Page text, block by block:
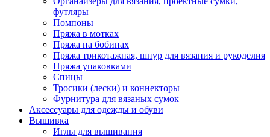
футляры
Помпоны
Пряжа в мотках
Пряжа на бобинах
Пряжа трикотажная, шнур для вязания и рукоделия
Пряжа упаковками
Спицы
Тросики (лески) и коннекторы
Фурнитура для вязаных сумок
Аксессуары для одежды и обуви
Вышивка
Иглы для вышивания